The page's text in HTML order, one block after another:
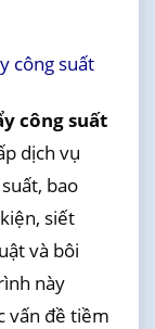
công suất
công suất
dịch vụ
bao
siết
và bôi
này
vấn đề tiềm